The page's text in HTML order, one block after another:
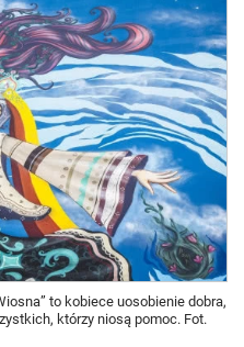
to kobiece uosobienie dobra,
którzy niosą pomoc. Fot.